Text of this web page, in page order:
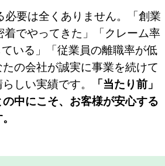
必要は全くありません。「創業
着でやってきた」「クレーム率
いる」「従業員の離職率が低
の会社が誠実に事業を続けて
しい実績です。
「当たり前」
中にこそ、お客様が安心する